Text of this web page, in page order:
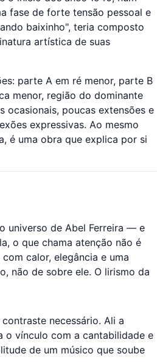
fase de forte tensão pessoal e
baixinho", teria composto
artística de suas
parte A em ré menor, parte B
menor, região do dominante
ocasionais, poucas extensões e
expressivas. Ao mesmo
é uma obra que explica por si
universo de Abel Ferreira — e
o que chama atenção não é
calor, elegância e uma
não de sobre ele. O lirismo da
necessário. Ali a
o vínculo com a cantabilidade e
de um músico que soube